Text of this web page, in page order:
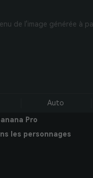
Auto
Pro
les personnages